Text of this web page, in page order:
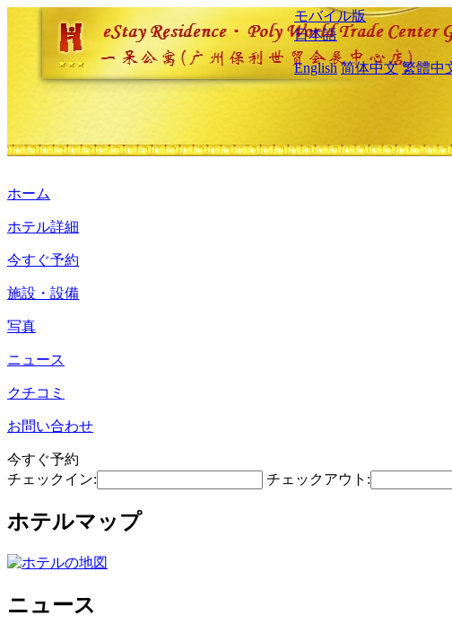
モバイル版
日本語
English 简体中文 繁體中
ホーム
ホテル詳細
今すぐ予約
施設・設備
写真
ニュース
クチコミ
お問い合わせ
今すぐ予約
チェックイン:
チェックアウト:
ホテルマップ
ニュース